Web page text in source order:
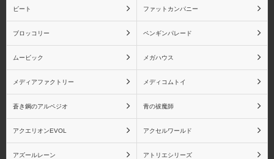
ビート ファットカンパニー
ブロッコリー ペンギンパレード
ムービック メガハウス
メディアファクトリー メディコムトイ
蒼き鋼のアルペジオ 青の祓魔師
アクエリオンEVOL アクセルワールド
アズールレーン アトリエシリーズ